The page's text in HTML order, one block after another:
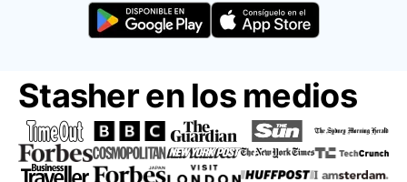
Stasher en los medios